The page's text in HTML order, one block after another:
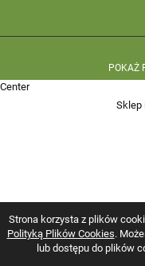
Strona korzysta z plików
Polityką Plików Cookies.
lub dostępu do plików
POKAŻ
Center
Sklep